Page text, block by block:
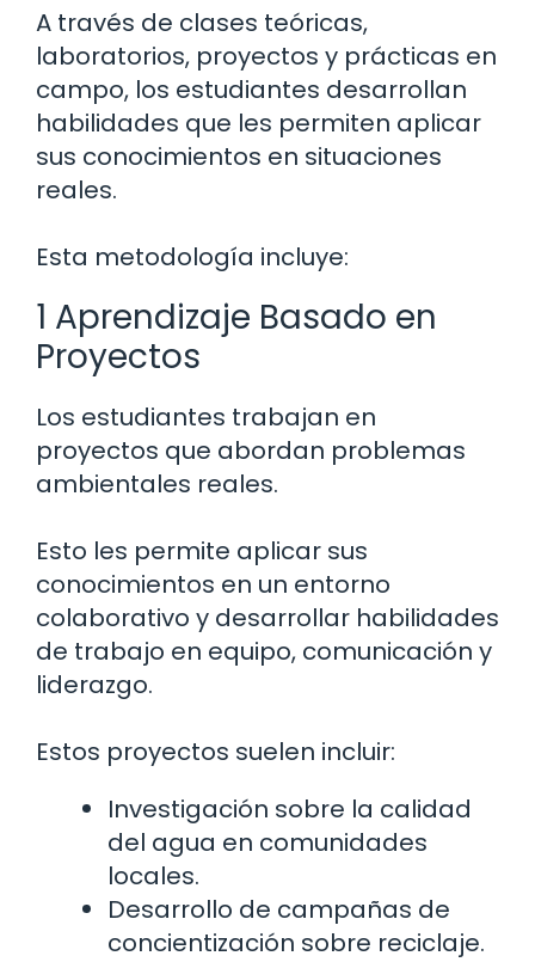
A través de clases teóricas,
laboratorios, proyectos y prácticas en
campo, los estudiantes desarrollan
habilidades que les permiten aplicar
sus conocimientos en situaciones
reales.
Esta metodología incluye:
1 Aprendizaje Basado en
Proyectos
Los estudiantes trabajan en
proyectos que abordan problemas
ambientales reales.
Esto les permite aplicar sus
conocimientos en un entorno
colaborativo y desarrollar habilidades
de trabajo en equipo, comunicación y
liderazgo.
Estos proyectos suelen incluir:
Investigación sobre la calidad
del agua en comunidades
locales.
Desarrollo de campañas de
concientización sobre reciclaje.